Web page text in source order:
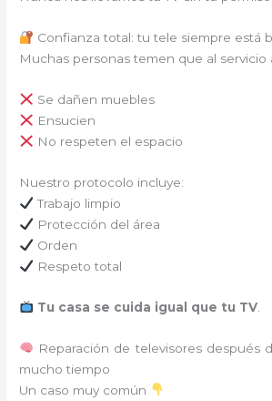
Confianza total: tu tele siempre está
Muchas personas temen que al servicio
Se dañen muebles
Ensucien
No respeten el espacio
Nuestro protocolo incluye:
Trabajo limpio
Protección del área
Orden
Respeto total
Tu casa se cuida igual que tu TV.
Reparación de televisores después
mucho tiempo
Un caso muy común